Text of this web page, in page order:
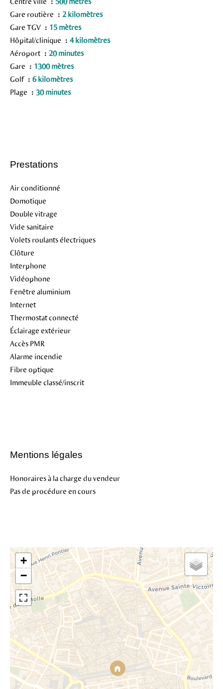
Gare routière
2 kilomètres
Gare TGV
15 mètres
Hôpital/clinique
4 kilomètres
Aéroport
20 minutes
Gare
1300 mètres
Golf
6 kilomètres
Plage
30 minutes
Prestations
Air conditionné
Domotique
Double vitrage
Vide sanitaire
Volets roulants électriques
Clôture
Interphone
Vidéophone
Fenêtre aluminium
Internet
Thermostat connecté
Éclairage extérieur
Accès PMR
Alarme incendie
Fibre optique
Immeuble classé/inscrit
Mentions légales
Honoraires à la charge du vendeur
Pas de procédure en cours
+
−